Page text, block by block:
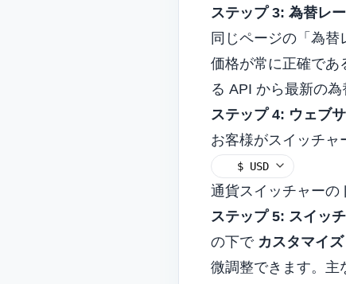
ステップ 3: 為替レ
同じページの「為替
価格が常に正確であ
る API から最新の為
ステップ 4: ウェブ
お客様がスイッチャ
通貨スイッチャーの
ステップ 5: スイッ
の下で カスタマイズ
微調整できます。主